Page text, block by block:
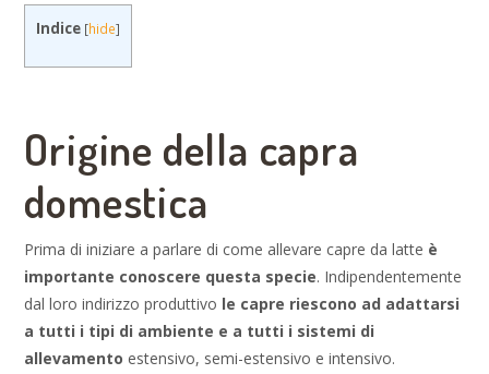
Indice [hide]
Origine della capra
domestica
Prima di iniziare a parlare di come allevare capre da latte è
importante conoscere questa specie. Indipendentemente
dal loro indirizzo produttivo le capre riescono ad adattarsi
a tutti i tipi di ambiente e a tutti i sistemi di
allevamento estensivo, semi-estensivo e intensivo.